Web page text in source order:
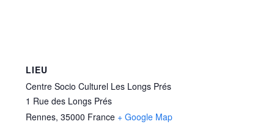
LIEU
Centre Socio Culturel Les Longs Prés
1 Rue des Longs Prés
Rennes, 35000 France + Google Map